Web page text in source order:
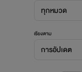
ทุกหมวด
เรียงตาม
การอัปเดต